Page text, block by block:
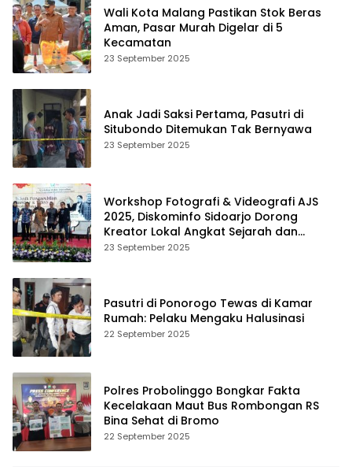
Wali Kota Malang Pastikan Stok Beras
Aman, Pasar Murah Digelar di 5
Kecamatan
23 September 2025
Anak Jadi Saksi Pertama, Pasutri di
Situbondo Ditemukan Tak Bernyawa
23 September 2025
Workshop Fotografi & Videografi AJS
2025, Diskominfo Sidoarjo Dorong
Kreator Lokal Angkat Sejarah dan
Budaya
23 September 2025
Pasutri di Ponorogo Tewas di Kamar
Rumah: Pelaku Mengaku Halusinasi
22 September 2025
Polres Probolinggo Bongkar Fakta
Kecelakaan Maut Bus Rombongan RS
Bina Sehat di Bromo
22 September 2025